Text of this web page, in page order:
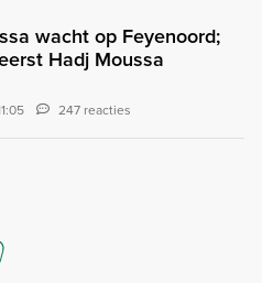
wacht op Feyenoord;
Hadj Moussa
247 reacties